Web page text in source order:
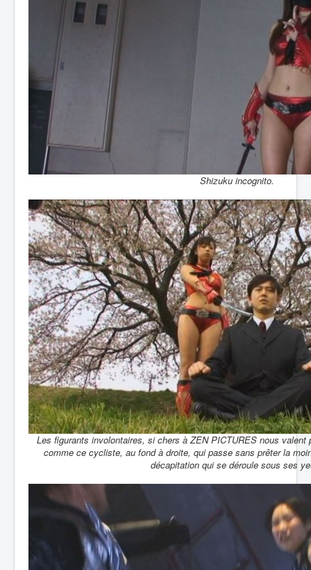
Shizuku incognito.
Les figurants involontaires, si chers à ZEN PICTURES nous
comme ce cycliste, au fond à droite, qui passe sans prêter la
décapitation qui se déroule sous ses